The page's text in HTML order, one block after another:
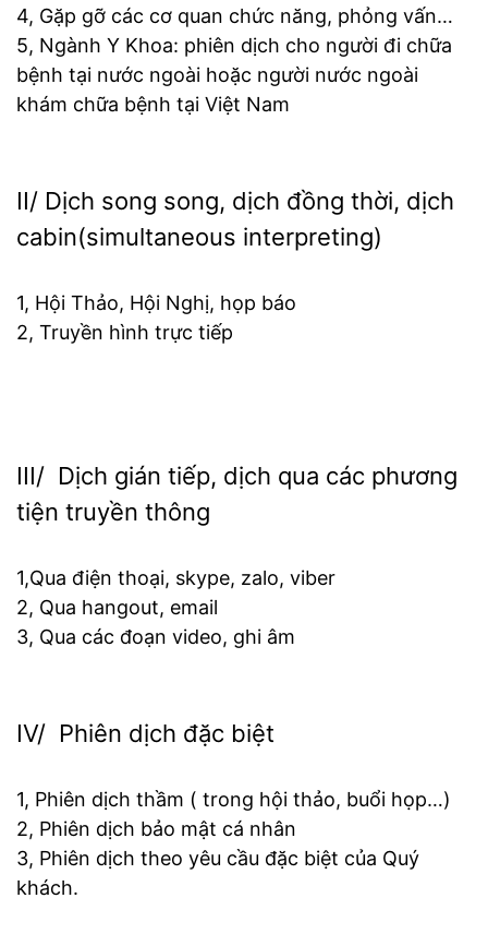
4, Gặp gỡ các cơ quan chức năng, phỏng vấn…
5, Ngành Y Khoa: phiên dịch cho người đi chữa
bệnh tại nước ngoài hoặc người nước ngoài
khám chữa bệnh tại Việt Nam
II/ Dịch song song, dịch đồng thời, dịch
cabin(simultaneous interpreting)
1, Hội Thảo, Hội Nghị, họp báo
2, Truyền hình trực tiếp
III/ Dịch gián tiếp, dịch qua các phương
tiện truyền thông
1,Qua điện thoại, skype, zalo, viber
2, Qua hangout, email
3, Qua các đoạn video, ghi âm
IV/ Phiên dịch đặc biệt
1, Phiên dịch thầm ( trong hội thảo, buổi họp…)
2, Phiên dịch bảo mật cá nhân
3, Phiên dịch theo yêu cầu đặc biệt của Quý
khách.